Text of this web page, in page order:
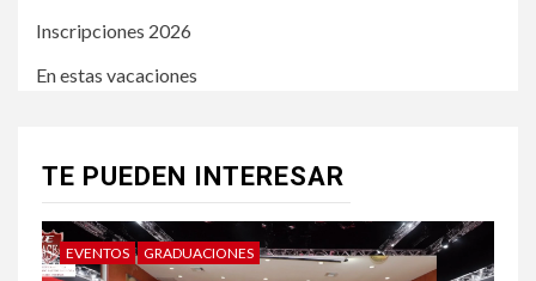
Inscripciones 2026
En estas vacaciones
TE PUEDEN INTERESAR
EVENTOS GRADUACIONES